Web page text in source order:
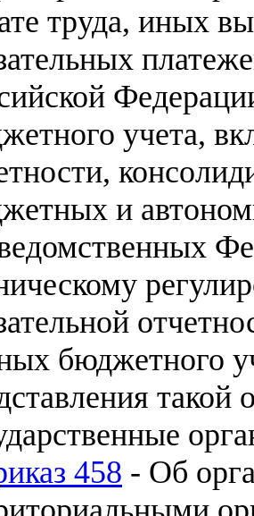
труда, иных
учета,
и
бюджетного
такой
458 - Об